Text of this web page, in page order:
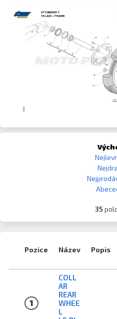
35
Pozice Název Popis
1
COLL
AR
REAR
WHEE
L